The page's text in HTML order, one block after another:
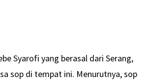
Syarofi yang berasal dari Serang,
sop di tempat ini. Menurutnya, sop